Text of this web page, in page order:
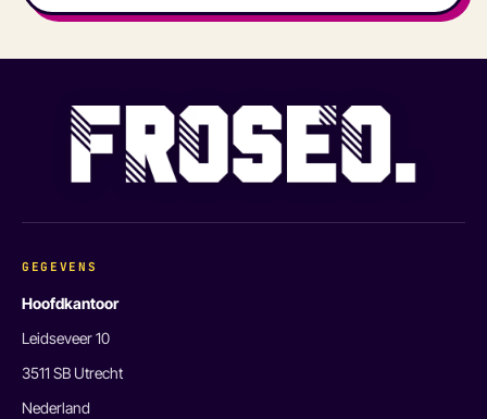
GEGEVENS
Hoofdkantoor
Leidseveer 10
3511 SB Utrecht
Nederland